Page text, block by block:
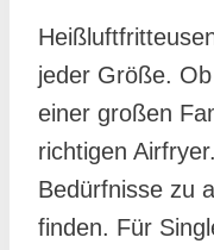
jeder Größe.
einer großen
richtigen
Bedürfnisse zu
finden. Für